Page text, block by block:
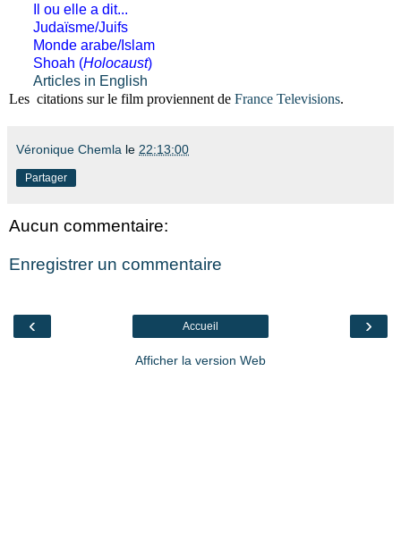
Il ou elle a dit...
Judaïsme/Juifs
Monde arabe/Islam
Shoah (Holocaust)
Articles in English
Les citations sur le film proviennent de France Televisions.
Véronique Chemla le 22:13:00
Partager
Aucun commentaire:
Enregistrer un commentaire
‹ ›
Accueil
Afficher la version Web